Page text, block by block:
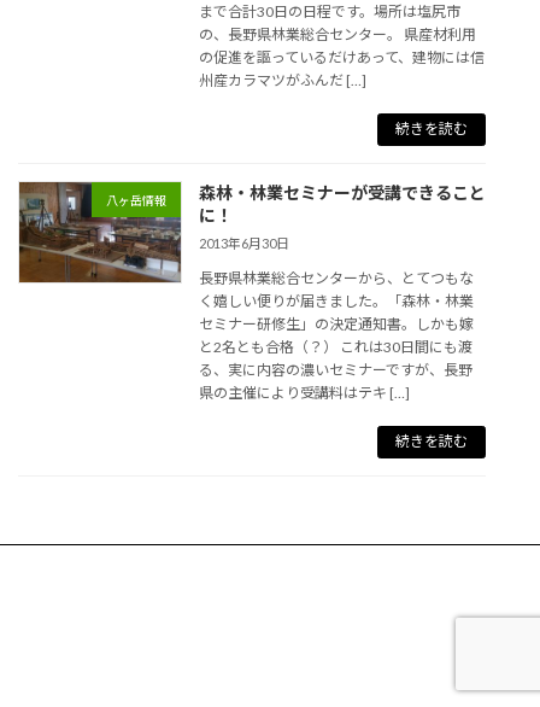
まで合計30日の日程です。場所は塩尻市
の、長野県林業総合センター。 県産材利用
の促進を謳っているだけあって、建物には信
州産カラマツがふんだ […]
続きを読む
八ヶ岳情報
森林・林業セミナーが受講できること
に！
2013年6月30日
長野県林業総合センターから、とてつもな
く嬉しい便りが届きました。「森林・林業
セミナー研修生」の決定通知書。しかも嫁
と2名とも合格（？） これは30日間にも渡
る、実に内容の濃いセミナーですが、長野
県の主催により受講料はテキ […]
続きを読む